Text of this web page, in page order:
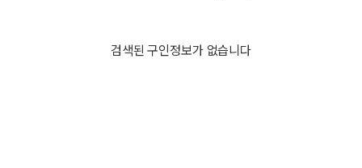
검색된 구인정보가 없습니다